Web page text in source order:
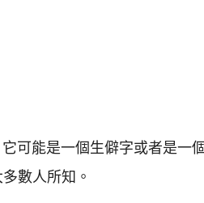
可能是一個生僻字或者是一
數人所知。